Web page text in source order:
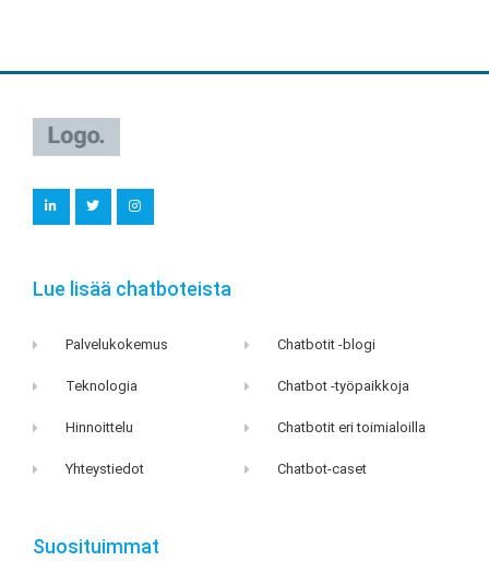
L
i
n
T
w
I
n
a
m
Lue lisää chatboteista
Palvelukokemus
Teknologia
Hinnoittelu
Yhteystiedot
Chatbotit -blogi
Chatbot -työpaikkoja
Chatbotit eri toimialoilla
Chatbot-caset
Suosituimmat